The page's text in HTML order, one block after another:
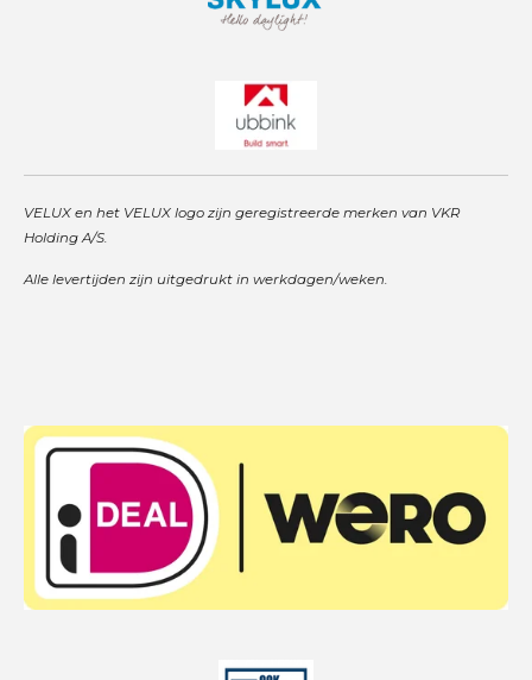
VELUX en het VELUX logo zijn geregistreerde merken van VKR
Holding A/S.
Alle levertijden zijn uitgedrukt in werkdagen/weken.